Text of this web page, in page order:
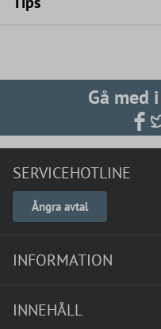
Gå med
SERVICEHOTLINE
Ångra avtal
INFORMATION
INNEHÅLL